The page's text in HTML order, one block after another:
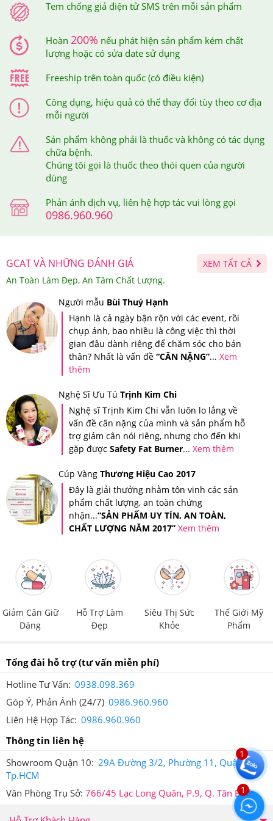
Tin nhắn xác thực sản phẩm khi bạn mua hàng tại Hệ thống
Giảm Cân An Toàn
Ngoài ra, Hệ thống Giảm Cân An Toàn còn áp dụng tem
chống giả riêng của Hệ thống trên tất cả sản phẩm để
tiêu dùng.
Tem chống giả của Giảm Cân An Toàn
Lý do bạn nên mua sản phẩm tại hệ thống Giảm Cân An Toàn
1. Hệ thống các cửa hàng, showroom bán hàng hiện đại,
chuyên nghiệp dàn trải khắp trung tâm Tp.Hồ Chí Minh mang
Các sản phẩm được bày bán tại các cửa hàng được cam kết
có xuất xứ rõ ràng, không mơ hồ như các sản phẩm trôi nổi
trên thị trường nên tuyệt đối đảm bảo về chất lượng.
Các sản phẩm được bán ra đều được tem chống hàng giả,
Tem chống giả điện tử SMS trên mỗi sản phẩm
Hoàn 200% nếu phát hiện sản phẩm kém chất
lượng hoặc có sửa date sử dụng
Freeship trên toàn quốc (có điều kiện)
Công dụng, hiệu quả có thể thay đổi tùy theo cơ địa
mỗi người
Sản phẩm không phải là thuốc và không có tác dụng
chữa bệnh.
Chúng tôi gọi là thuốc theo thói quen của người
dùng
Phản ánh dịch vụ, liên hệ hợp tác vui lòng gọi
0986.960.960
GCAT VÀ NHỮNG ĐÁNH GIÁ
An Toàn Làm Đẹp, An Tâm Chất Lượng.
XEM TẤT CẢ
Người mẫu Bùi Thuý Hạnh
Hạnh là cả ngày bận rộn với các event, rồi
chụp ảnh, bao nhiều là công việc thì thời
gian đâu dành riêng để chăm sóc cho bản
thân? Nhất là vấn đề “CÂN NẶNG”... Xem
thêm
Nghệ Sĩ Ưu Tú Trịnh Kim Chi
Nghệ sĩ Trịnh Kim Chi vẫn luôn lo lắng về
vấn đề cân nặng của mình và sản phẩm hỗ
trợ giảm cân nói riêng, nhưng cho đến khi
gặp được Safety Fat Burner... Xem thêm
Cúp Vàng Thương Hiệu Cao 2017
Đây là giải thưởng nhằm tôn vinh các sản
phẩm chất lượng, an toàn chứng
nhận...“SẢN PHẨM UY TÍN, AN TOÀN,
CHẤT LƯỢNG NĂM 2017” Xem thêm
Giảm Cân Giữ
Dáng
Hỗ Trợ Làm
Đẹp
Siêu Thị Sức
Khỏe
Thế Giới Mỹ
Phẩm
Tổng đài hỗ trợ(tư vấn miễn phí)
Hotline Tư Vấn: 0938.098.369
Góp Ý, Phản Ánh (24/7) 0986.960.960
Liên Hệ Hợp Tác: 0986.960.960
Thông tin liên hệ
Showroom Quận 10: 29A Đường 3/2, Phường 11, Quận 10,
Tp.HCM
Văn Phòng Trụ Sở: 766/45 Lạc Long Quân, P.9, Q. Tân Bình
1
1